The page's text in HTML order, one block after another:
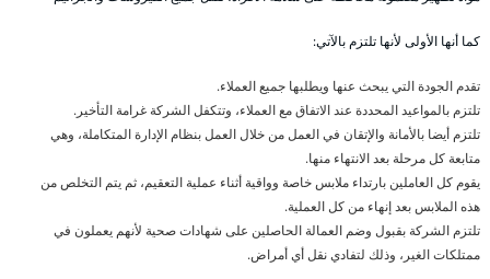
كما أنها الأولى لأنها تلتزم بالآتي:
تقدم الجودة التي يبحث عنها ويطلبها جميع العملاء.
تلتزم بالمواعيد المحددة عند الاتفاق مع العملاء، وتتكفل الشركة غرامة التأخير.
تلتزم أيضا بالأمانة والإتقان في العمل من خلال العمل بنظام الإدارة المتكاملة، وهي
متابعة كل مرحلة بعد الانتهاء منها.
يقوم كل العاملين بارتداء ملابس خاصة وواقية أثناء عملية التعقيم، ثم يتم التخلص من
هذه الملابس بعد إنهاء من كل العملية.
تلتزم الشركة بقبول وضم العمالة الحاصلين على شهادات صحية لأنهم يعملون في
ممتلكات الغير، وذلك لتفادي نقل أي أمراض.